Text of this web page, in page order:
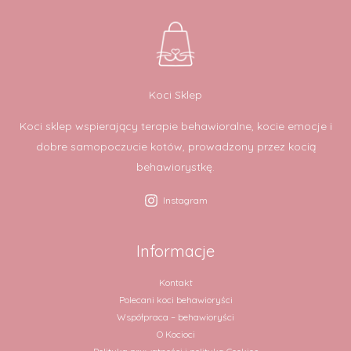
Koci Sklep
Koci sklep wspierający terapie behawioralne, kocie emocje i
dobre samopoczucie kotów, prowadzony przez kocią
behawiorystkę.
Instagram
Informacje
Kontakt
Polecani koci behawioryści
Współpraca – behawioryści
O Kocioci